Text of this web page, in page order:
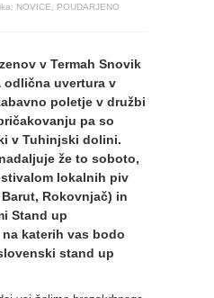
NOVICE
POUDARJENO
v Termah Snovik
uvertura v
poletje v družbi
pa so
v Tuhinjski dolini.
že to soboto,
lokalnih piv
Rokovnjač) in
Stand up
katerih vas bodo
stand up